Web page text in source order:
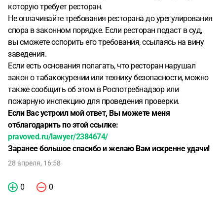
которую требует ресторан.
Не оплачивайте требования ресторана до урегулирования
спора в законном порядке. Если ресторан подаст в суд,
вы сможете оспорить его требования, ссылаясь на вину
заведения.
Если есть основания полагать, что ресторан нарушал
закон о табакокурении или технику безопасности, можно
также сообщить об этом в Роспотребнадзор или
пожарную инспекцию для проведения проверки.
Если Вас устроил мой ответ, Вы можете меня
отблагодарить по этой ссылке:
pravoved.ru/lawyer/2384674/
Заранее большое спасибо и желаю Вам искренне удачи!
28 апреля, 16:58
0 0